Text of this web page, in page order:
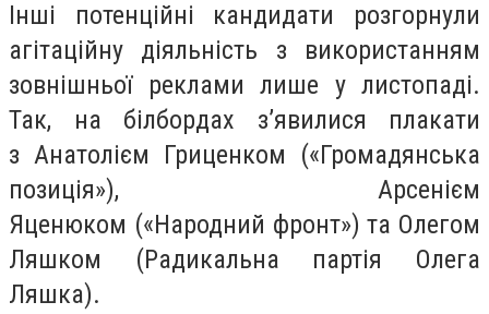
Інші потенційні кандидати розгорнули
агітаційну діяльність з використанням
зовнішньої реклами лише у листопаді.
Так, на білбордах з’явилися плакати
з Анатолієм Гриценком («Громадянська
позиція»), Арсенієм
Яценюком («Народний фронт») та Олегом
Ляшком (Радикальна партія Олега
Ляшка).